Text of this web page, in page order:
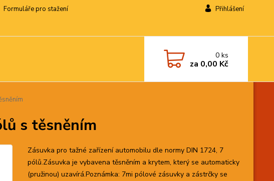
Formuláře pro stažení
Přihlášení
0ks
za 0,00 Kč
s těsněním
Zásuvka pro tažné zařízení automobilu dle normy DIN 1724, 7
pólů.Zásuvka je vybavena těsněním a krytem, který se automaticky
(pružinou) uzavírá.Poznámka: 7mi pólové zásuvky a zástrčky se